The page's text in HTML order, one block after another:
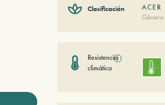
Clasificación
ACER
Género
Resistencia
climática
ⓘ